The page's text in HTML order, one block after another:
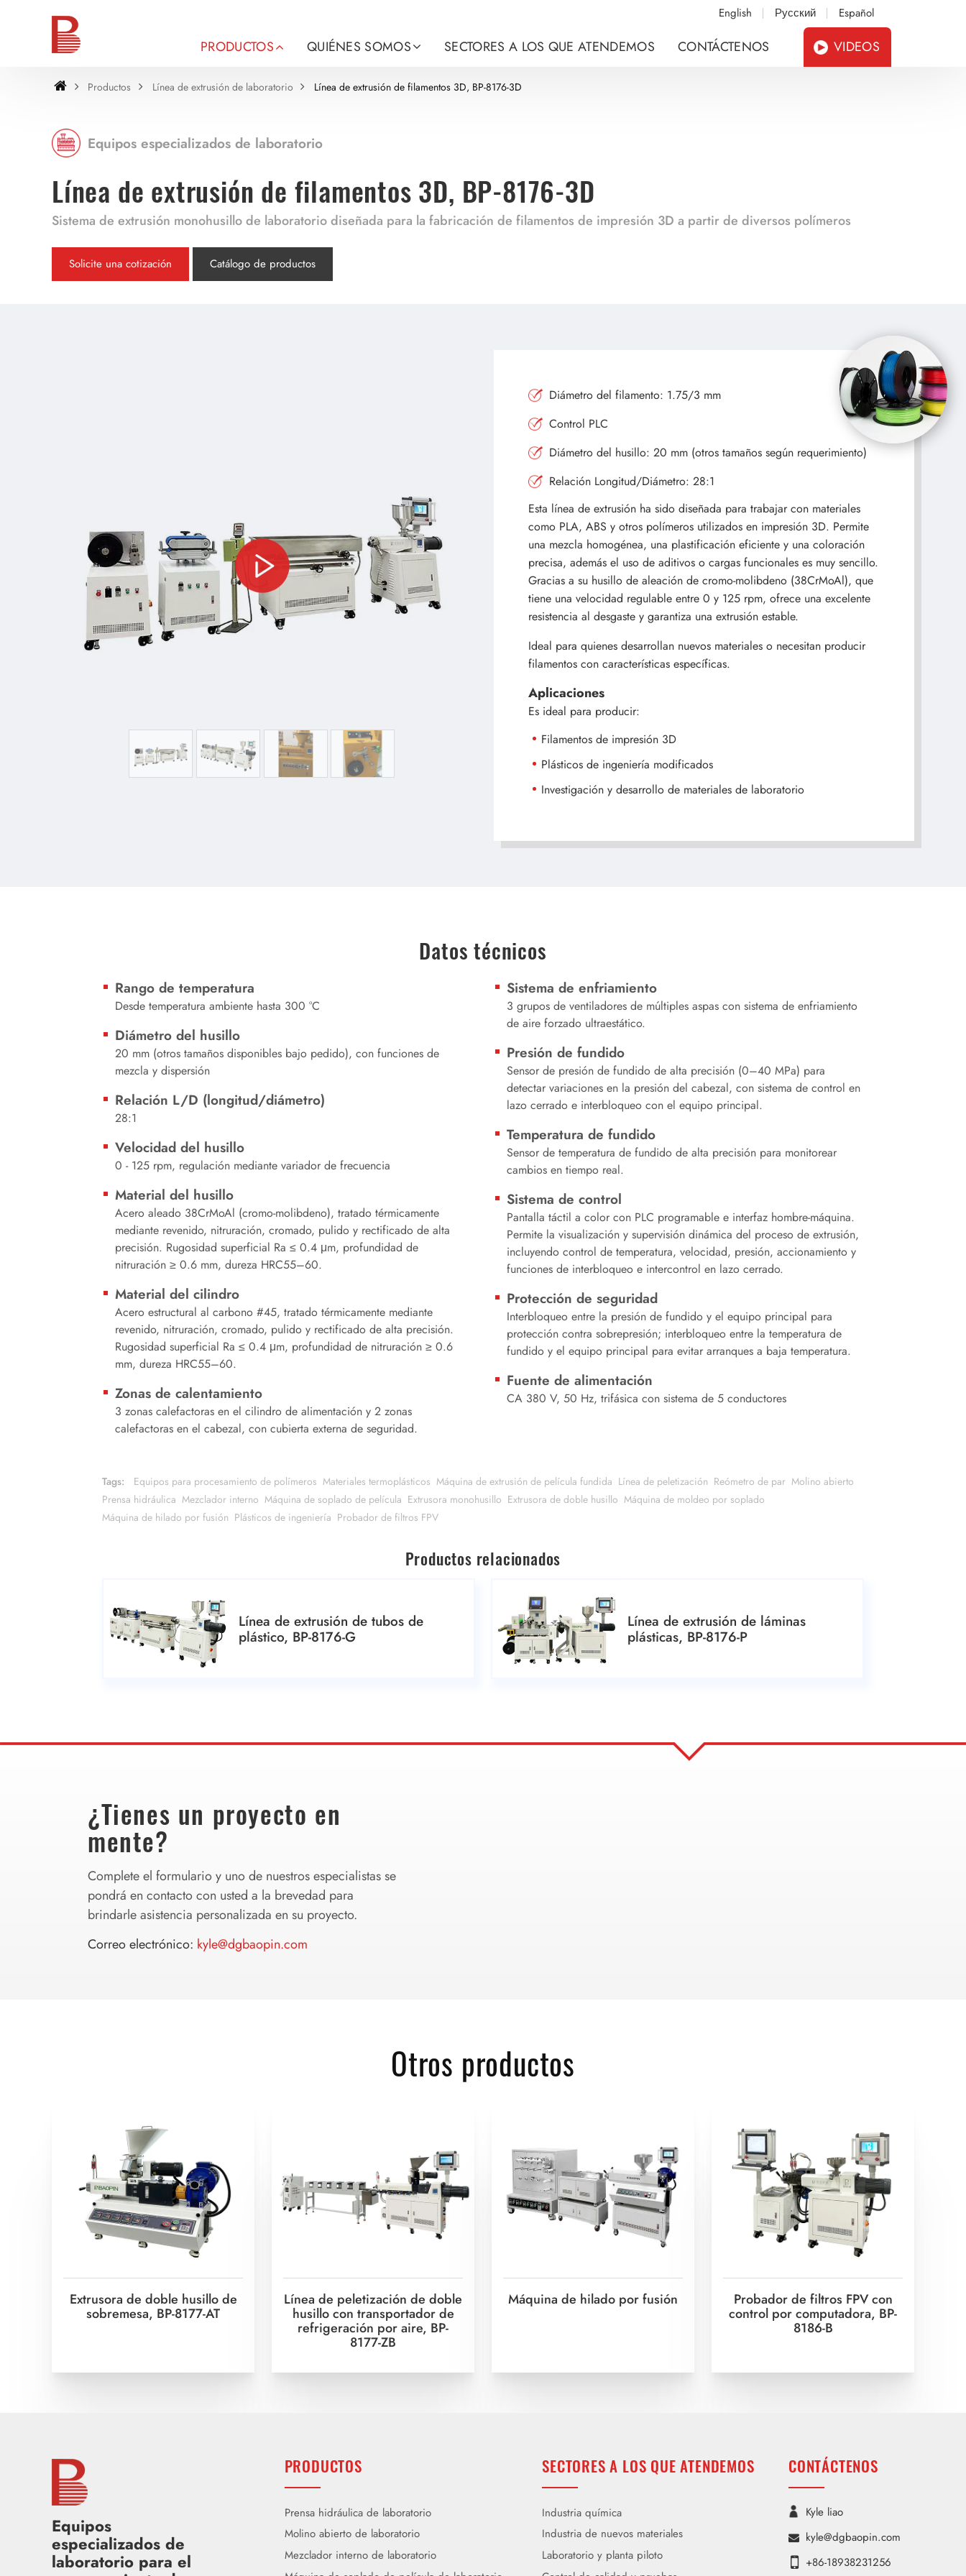
English Русский Español
PRODUCTOS QUIÉNES SOMOS SECTORES A LOS QUE ATENDEMOS CONTÁCTENOS VIDEOS
Productos Línea de extrusión de laboratorio Línea de extrusión de filamentos 3D, BP-8176-3D
Equipos especializados de laboratorio
Línea de extrusión de filamentos 3D, BP-8176-3D
Sistema de extrusión monohusillo de laboratorio diseñada para la fabricación de filamentos de impresión 3D a partir de diversos polímeros
Solicite una cotización Catálogo de productos
Diámetro del filamento: 1.75/3 mm
Control PLC
Diámetro del husillo: 20 mm (otros tamaños según requerimiento)
Relación Longitud/Diámetro: 28:1
Esta línea de extrusión ha sido diseñada para trabajar con materiales
como PLA, ABS y otros polímeros utilizados en impresión 3D. Permite
una mezcla homogénea, una plastificación eficiente y una coloración
precisa, además el uso de aditivos o cargas funcionales es muy sencillo.
Gracias a su husillo de aleación de cromo-molibdeno (38CrMoAl), que
tiene una velocidad regulable entre 0 y 125 rpm, ofrece una excelente
resistencia al desgaste y garantiza una extrusión estable.
Ideal para quienes desarrollan nuevos materiales o necesitan producir
filamentos con características específicas.
Aplicaciones
Es ideal para producir:
Filamentos de impresión 3D
Plásticos de ingeniería modificados
Investigación y desarrollo de materiales de laboratorio
Datos técnicos
Rango de temperatura
Desde temperatura ambiente hasta 300 °C
Diámetro del husillo
20 mm (otros tamaños disponibles bajo pedido), con funciones de
mezcla y dispersión
Relación L/D (longitud/diámetro)
28:1
Velocidad del husillo
0 - 125 rpm, regulación mediante variador de frecuencia
Material del husillo
Acero aleado 38CrMoAl (cromo-molibdeno), tratado térmicamente
mediante revenido, nitruración, cromado, pulido y rectificado de alta
precisión. Rugosidad superficial Ra ≤ 0.4 μm, profundidad de
nitruración ≥ 0.6 mm, dureza HRC55–60.
Material del cilindro
Acero estructural al carbono #45, tratado térmicamente mediante
revenido, nitruración, cromado, pulido y rectificado de alta precisión.
Rugosidad superficial Ra ≤ 0.4 μm, profundidad de nitruración ≥ 0.6
mm, dureza HRC55–60.
Zonas de calentamiento
3 zonas calefactoras en el cilindro de alimentación y 2 zonas
calefactoras en el cabezal, con cubierta externa de seguridad.
Sistema de enfriamiento
3 grupos de ventiladores de múltiples aspas con sistema de enfriamiento
de aire forzado ultraestático.
Presión de fundido
Sensor de presión de fundido de alta precisión (0–40 MPa) para
detectar variaciones en la presión del cabezal, con sistema de control en
lazo cerrado e interbloqueo con el equipo principal.
Temperatura de fundido
Sensor de temperatura de fundido de alta precisión para monitorear
cambios en tiempo real.
Sistema de control
Pantalla táctil a color con PLC programable e interfaz hombre-máquina.
Permite la visualización y supervisión dinámica del proceso de extrusión,
incluyendo control de temperatura, velocidad, presión, accionamiento y
funciones de interbloqueo e intercontrol en lazo cerrado.
Protección de seguridad
Interbloqueo entre la presión de fundido y el equipo principal para
protección contra sobrepresión; interbloqueo entre la temperatura de
fundido y el equipo principal para evitar arranques a baja temperatura.
Fuente de alimentación
CA 380 V, 50 Hz, trifásica con sistema de 5 conductores
Tags: Equipos para procesamiento de polímeros Materiales termoplásticos Máquina de extrusión de película fundida Línea de peletización Reómetro de par Molino abierto
Prensa hidráulica Mezclador interno Máquina de soplado de película Extrusora monohusillo Extrusora de doble husillo Máquina de moldeo por soplado
Máquina de hilado por fusión Plásticos de ingeniería Probador de filtros FPV
Productos relacionados
Línea de extrusión de tubos de
plástico, BP-8176-G
Línea de extrusión de láminas
plásticas, BP-8176-P
¿Tienes un proyecto en
mente?
Complete el formulario y uno de nuestros especialistas se
pondrá en contacto con usted a la brevedad para
brindarle asistencia personalizada en su proyecto.
Correo electrónico: kyle@dgbaopin.com
Otros productos
Extrusora de doble husillo de
sobremesa, BP-8177-AT
Línea de peletización de doble
husillo con transportador de
refrigeración por aire, BP-
8177-ZB
Máquina de hilado por fusión Probador de filtros FPV con
control por computadora, BP-
8186-B
Equipos
especializados de
laboratorio para el
PRODUCTOS
Prensa hidráulica de laboratorio
Molino abierto de laboratorio
Mezclador interno de laboratorio
SECTORES A LOS QUE ATENDEMOS
Industria química
Industria de nuevos materiales
Laboratorio y planta piloto
CONTÁCTENOS
Kyle liao
kyle@dgbaopin.com
+86-18938231256